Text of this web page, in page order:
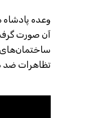
وعده
آن صورت
ساختمان‌های
تظاهرات ضد